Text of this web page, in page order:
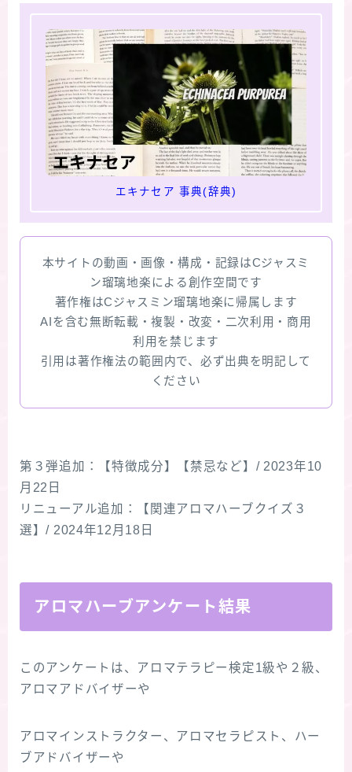
エキナセア 事典(辞典)
本サイトの動画・画像・構成・記録はCジャスミ
ン瑠璃地楽による創作空間です
著作権はCジャスミン瑠璃地楽に帰属します
AIを含む無断転載・複製・改変・二次利用・商用
利用を禁じます
引用は著作権法の範囲内で、必ず出典を明記して
ください
第３弾追加：【特徴成分】【禁忌など】/ 2023年10
月22日
リニューアル追加：【関連アロマハーブクイズ３
選】/ 2024年12月18日
アロマハーブアンケート結果
このアンケートは、アロマテラピー検定1級や２級、
アロマアドバイザーや
アロマインストラクター、アロマセラピスト、ハー
ブアドバイザーや